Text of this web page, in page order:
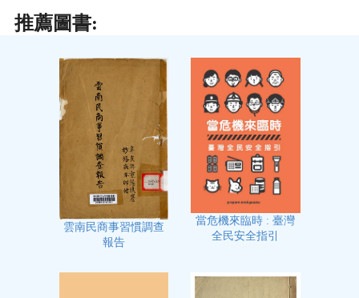
推薦圖書:
雲南民商事習慣調查
報告
當危機來臨時 : 臺灣
全民安全指引